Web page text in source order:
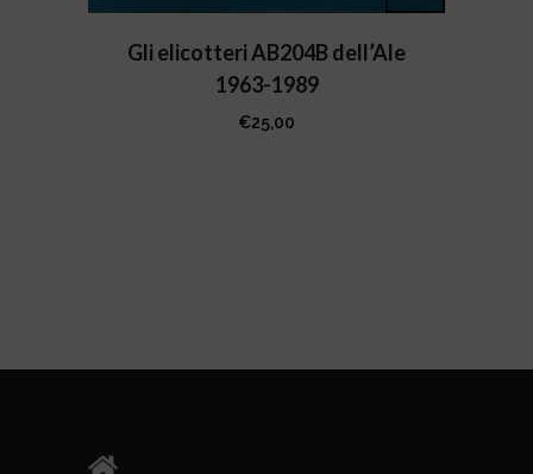
Gli elicotteri AB204B dell’Ale
1963-1989
€25,00